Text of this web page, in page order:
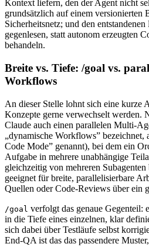
Kontext liefern, den der Agent nicht
grundsätzlich auf einem versionierten
Sicherheitsnetz; und den
gegenlesen, statt autonom erzeugten
behandeln.
Breite vs. Tiefe: /goal vs.
Workflows
An dieser Stelle lohnt sich eine kurze
Konzepte gerne verwechselt werden.
Claude auch einen parallelen Multi-
„dynamische Workflows” bezeichnet,
Code Mode” genannt), bei dem ein
Aufgabe in mehrere unabhängige
gleichzeitig von mehreren Subagenten
geeignet für breite, parallelisierbare
Quellen oder Code-Reviews über ein
/goal verfolgt das genaue Gegenteil:
in die Tiefe eines einzelnen, klar
sich dabei über Testläufe selbst
End-QA ist das das passendere